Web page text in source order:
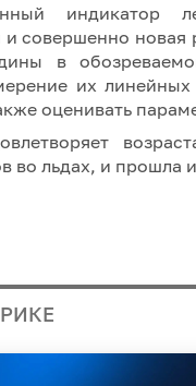
индикатор
и совершенно
в
их
оценивать
во льдах, и прошла